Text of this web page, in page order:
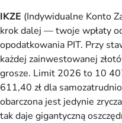
IKZE (Indywidualne Konto
krok dalej — twoje wpłaty
opodatkowania PIT. Przy
każdej zainwestowanej
grosze. Limit 2026 to 10
611,40 zł dla
obarczona jest jedynie
tak daje gigantyczną